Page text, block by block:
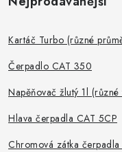
Kartáč Turbo (různé
Čerpadlo CAT 350
Napěňovač žlutý 1l (různé
Hlava čerpadla CAT 5CP
Chromová zátka